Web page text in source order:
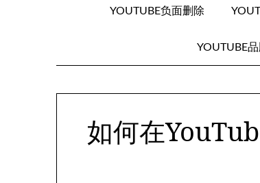
YOUTUBE负面删除
YOUTUBE
如何在